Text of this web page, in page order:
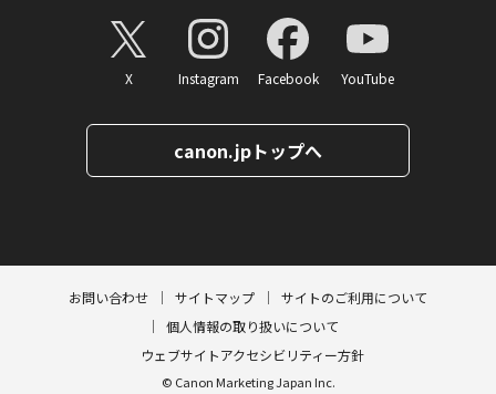
X Instagram Facebook YouTube
canon.jpトップへ
お問い合わせ サイトマップ
サイトのご利用について
個人情報の取り扱いについて
ウェブサイトアクセシビリティー方針
© Canon Marketing Japan Inc.